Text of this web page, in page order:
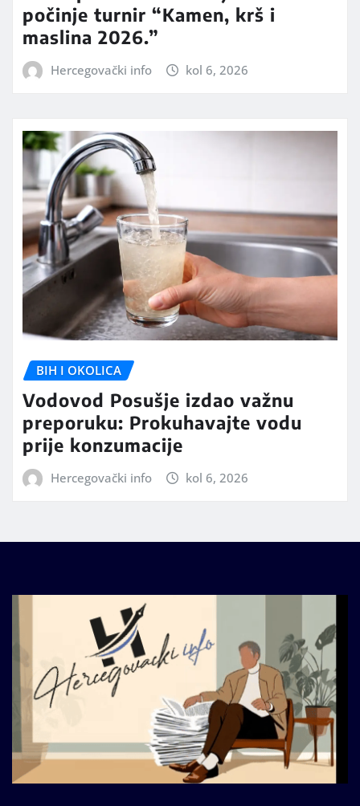
počinje turnir “Kamen, krš i
maslina 2026.”
Hercegovački info kol 6, 2026
BIH I OKOLICA
Vodovod Posušje izdao važnu
preporuku: Prokuhavajte vodu
prije konzumacije
Hercegovački info kol 6, 2026